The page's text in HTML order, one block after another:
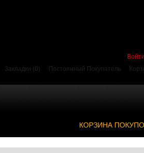
Войти
Закладки (0)
Постоянный Покупатель
КОРЗИНА